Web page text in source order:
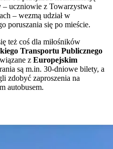
– uczniowie z Towarzystwa
– wezmą udział w
poruszania się po mieście.
też coś dla miłośników
Transportu Publicznego
z Europejskim
są m.in. 30-dniowe bilety, a
zdobyć zaproszenia na
autobusem.